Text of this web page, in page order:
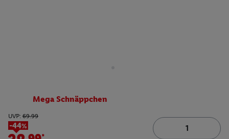
Mega Schnäppchen
UVP: 69.99
-44%